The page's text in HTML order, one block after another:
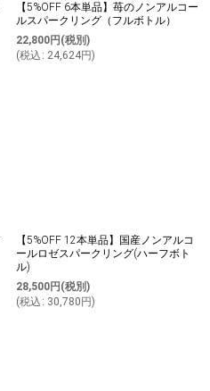
【5%OFF 6本単品】苺のノンアルコー
ルスパークリング（フルボトル）
22,800円 (税別)
(税込 : 24,624円)
【5%OFF 12本単品】国産ノンアルコ
ールロゼスパークリング(ハーフボト
ル)
28,500円 (税別)
(税込 : 30,780 円)